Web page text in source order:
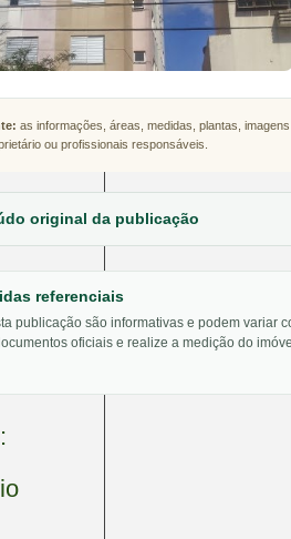
as informações, áreas, medidas, plantas,
ou profissionais responsáveis.
original da publicação
referenciais
publicação são informativas e podem variar
oficiais e realize a medição do